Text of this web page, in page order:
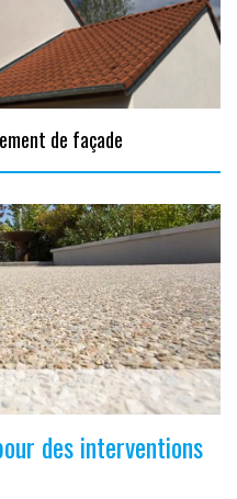
de façade
des interventions